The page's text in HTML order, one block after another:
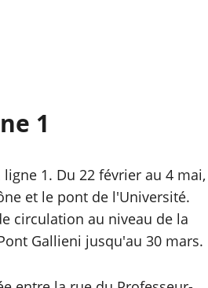
1
1. Du 22 février au 4 mai,
et le pont de l'Université.
circulation au niveau de la
Gallieni jusqu'au 30 mars.